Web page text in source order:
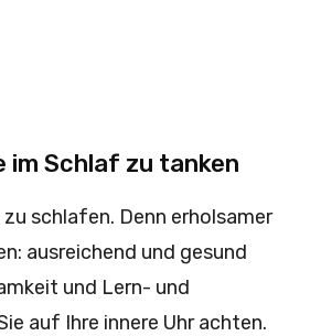
im Schlaf zu tanken
schlafen. Denn erholsamer
ausreichend und gesund
und Lern- und
auf Ihre innere Uhr achten.